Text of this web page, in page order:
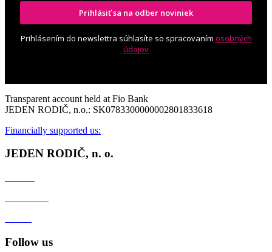
Prihlásiť sa na odber noviniek
Prihlásením do newslettra súhlasíte so spracovaním osobných
údajov
Transparent account held at Fio Bank
JEDEN RODIČ, n.o.: SK0783300000002801833618
Financially supported us:
JEDEN RODIČ, n. o.
Follow us